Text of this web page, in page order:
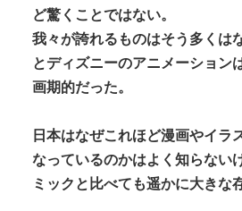
ど驚くことではない。
我々が誇れるものはそう多くは
とディズニーのアニメーション
画期的だった。
日本はなぜこれほど漫画やイラ
なっているのかはよく知らない
ミックと比べても遥かに大きな